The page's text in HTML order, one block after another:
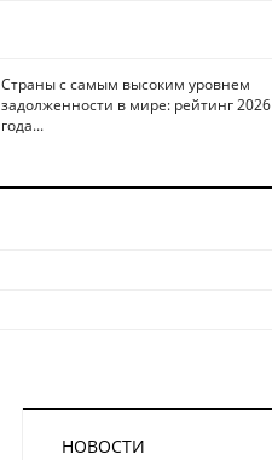
Страны с самым высоким уровнем
задолженности в мире: рейтинг 2026
года...
НОВОСТИ